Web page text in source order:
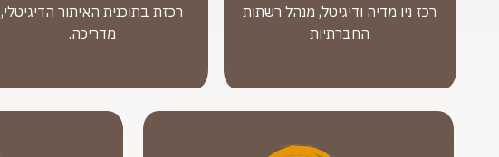
רכז ניו מדיה ודיגיטל, מנהל רשתות
החברתיות
רכזת בתוכנית האיתור הדיגיטלי,
מדריכה.